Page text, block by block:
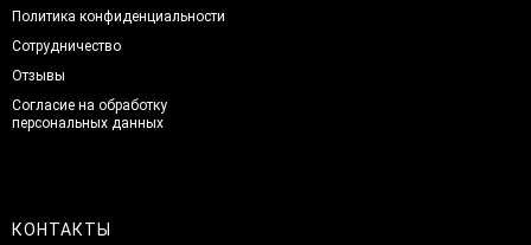
Политика конфиденциальности
Сотрудничество
Отзывы
Согласие на обработку
персональных данных
КОНТАКТЫ